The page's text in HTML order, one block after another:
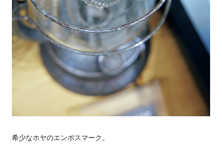
希少なホヤのエンボスマーク。